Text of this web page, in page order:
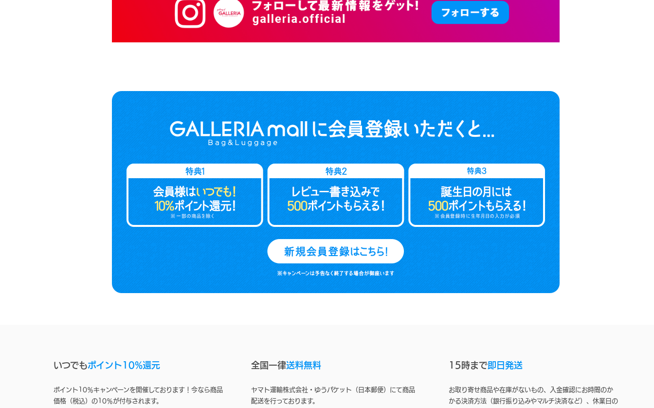
いつでもポイント10%還元
ポイント10％キャンペーンを開催しております！今なら商品
価格（税込）の10％が付与されます。
全国一律送料無料
ヤマト運輸株式会社・ゆうパケット（日本郵便）にて商品
配送を行っております。
15時まで即日発送
お取り寄せ商品や在庫がないもの、入金確認にお時間のか
かる決済方法（銀行振り込みやマルチ決済など）、休業日の